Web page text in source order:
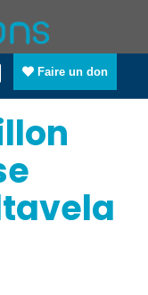
Faire un don